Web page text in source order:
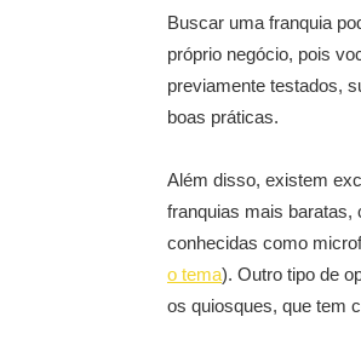
Buscar uma franquia
próprio negócio, pois
previamente testados,
boas práticas.
Além disso, existem
franquias mais baratas,
conhecidas como
o tema). Outro tipo de
os quiosques, que tem